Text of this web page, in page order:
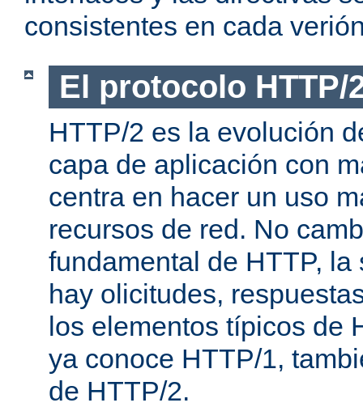
consistentes en cada
El protocolo HTTP/
HTTP/2 es la evolución
capa de aplicación con
centra en hacer un uso
recursos de red. No
fundamental de HTTP, la
hay olicitudes,
los elementos típicos de
ya conoce HTTP/1,
de HTTP/2.